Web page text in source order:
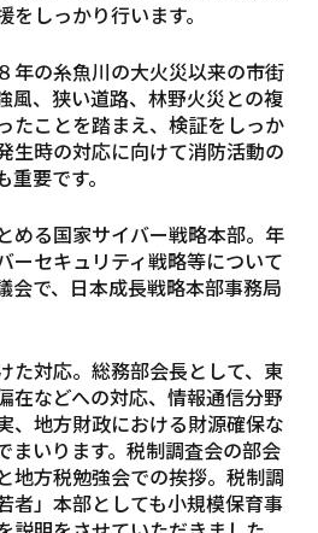
しっかり行います。
年の糸魚川の大火災以来の市街
風、狭い道路、林野火災との複
たことを踏まえ、検証をしっか
生時の対応に向けて消防活動の
要です。
める国家サイバー戦略本部。年
ーセキュリティ戦略等について
会で、日本成長戦略本部事務局
た対応。総務部会長として、東
在などへの対応、情報通信分野
、地方財政における財源確保な
まいります。税制調査会の部会
地方税勉強会での挨拶。税制調
者」本部としても小規模保育事